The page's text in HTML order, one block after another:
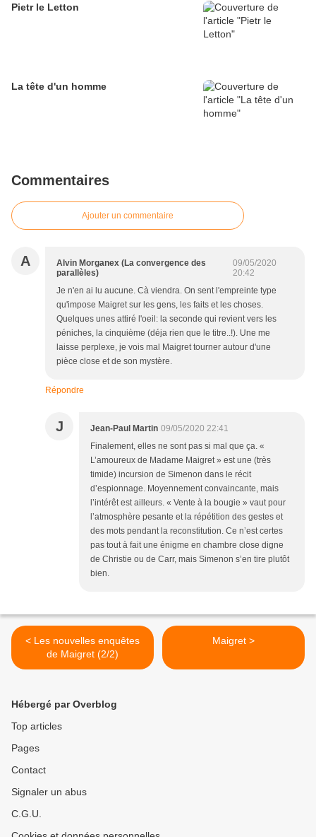
Pietr le Letton
La tête d'un homme
Commentaires
Ajouter un commentaire
A
Alvin Morganex (La convergence des
parallèles)
09/05/2020
20:42
Je n'en ai lu aucune. Cà viendra. On sent l'empreinte type
qu'impose Maigret sur les gens, les faits et les choses.
Quelques unes attiré l'oeil: la seconde qui revient vers les
péniches, la cinquième (déja rien que le titre..!). Une me
laisse perplexe, je vois mal Maigret tourner autour d'une
pièce close et de son mystère.
Répondre
J Jean-Paul Martin 09/05/2020 22:41
Finalement, elles ne sont pas si mal que ça. «
L’amoureux de Madame Maigret » est une (très
timide) incursion de Simenon dans le récit
d’espionnage. Moyennement convaincante, mais
l’intérêt est ailleurs. « Vente à la bougie » vaut pour
l’atmosphère pesante et la répétition des gestes et
des mots pendant la reconstitution. Ce n’est certes
pas tout à fait une énigme en chambre close digne
de Christie ou de Carr, mais Simenon s’en tire plutôt
bien.
< Les nouvelles enquêtes
de Maigret (2/2)
Maigret >
Hébergé par Overblog
Top articles
Pages
Contact
Signaler un abus
C.G.U.